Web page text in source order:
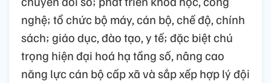
nghệ; tổ chức bộ máy, cán bộ, chế độ, chính
sách; giáo dục, đào tạo, y tế; đặc biệt chú
trọng hiện đại hoá hạ tầng số, nâng cao
năng lực cán bộ cấp xã và sắp xếp hợp lý đội